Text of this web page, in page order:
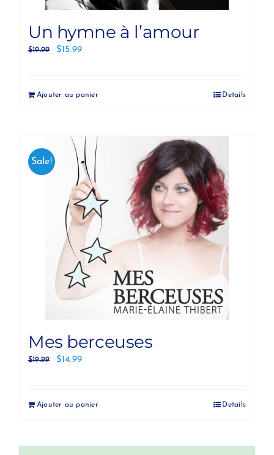
Un hymne à l’amour
$19.99 $15.99
Ajouter au panier Details
Sale!
Mes berceuses
$19.99 $14.99
Ajouter au panier Details